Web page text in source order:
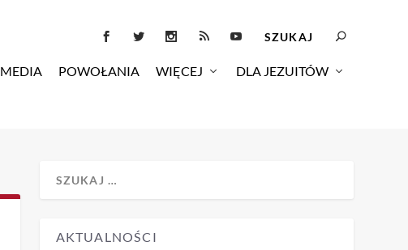
MEDIA POWOŁANIA WIĘCEJ DLA JEZUITÓW
AKTUALNOŚCI